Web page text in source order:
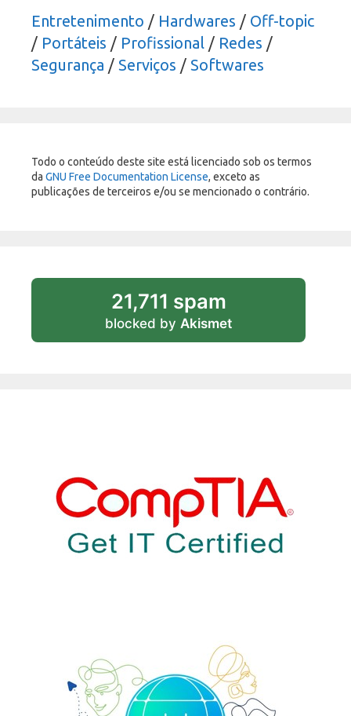
Entretenimento / Hardwares / Off-topic
/ Portáteis / Profissional / Redes /
Segurança / Serviços / Softwares
Todo o conteúdo deste site está licenciado sob os termos
da GNU Free Documentation License, exceto as
publicações de terceiros e/ou se mencionado o contrário.
21,711 spam
blocked by Akismet